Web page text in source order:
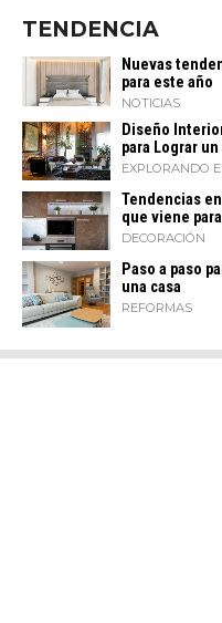
TENDENCIA
Nuevas
para este año
NOTICIAS
Diseño
para Lograr
EXPLORANDO
Tendencias
que viene
DECORACIÓN
Paso a paso
una casa
REFORMAS